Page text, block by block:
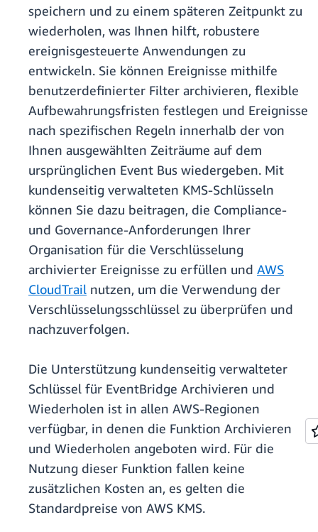
speichern und zu einem späteren Zeitpunkt zu
wiederholen, was Ihnen hilft, robustere
ereignisgesteuerte Anwendungen zu
entwickeln. Sie können Ereignisse mithilfe
benutzerdefinierter Filter archivieren, flexible
Aufbewahrungsfristen festlegen und Ereignisse
nach spezifischen Regeln innerhalb der von
Ihnen ausgewählten Zeiträume auf dem
ursprünglichen Event Bus wiedergeben. Mit
kundenseitig verwalteten KMS-Schlüsseln
können Sie dazu beitragen, die Compliance-
und Governance-Anforderungen Ihrer
Organisation für die Verschlüsselung
archivierter Ereignisse zu erfüllen und AWS
CloudTrail nutzen, um die Verwendung der
Verschlüsselungsschlüssel zu überprüfen und
nachzuverfolgen.
Die Unterstützung kundenseitig verwalteter
Schlüssel für EventBridge Archivieren und
Wiederholen ist in allen AWS-Regionen
verfügbar, in denen die Funktion Archivieren
und Wiederholen angeboten wird. Für die
Nutzung dieser Funktion fallen keine
zusätzlichen Kosten an, es gelten die
Standardpreise von AWS KMS.